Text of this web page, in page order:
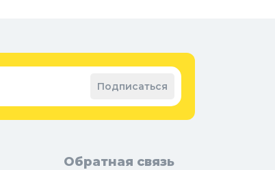
Подписаться
Обратная связь